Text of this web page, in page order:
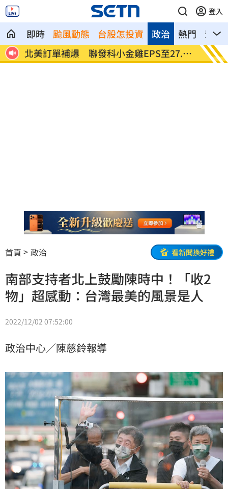
登入
即時 颱風動態 台股怎投資 熱門 影音
政治
來
北美訂單補爆 聯發科小金雞EPS至27.12
元
AI和
首頁 政治 看新聞換好禮
南部支持者北上鼓勵陳時中！「收2
物」超感動：台灣最美的風景是人
2022/12/02 07:52:00
政治中心／陳慈鈴報導